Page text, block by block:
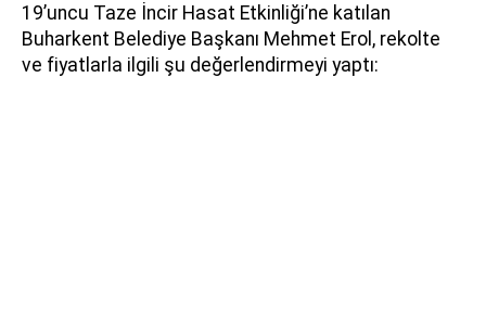
19’uncu Taze İncir Hasat Etkinliği’ne katılan
Buharkent Belediye Başkanı Mehmet Erol, rekolte
ve fiyatlarla ilgili şu değerlendirmeyi yaptı: